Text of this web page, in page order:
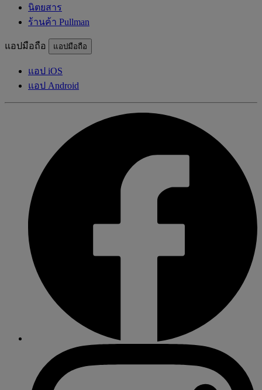
นิตยสาร
ร้านค้า Pullman
แอปมือถือ แอปมือถือ
แอป iOS
แอป Android